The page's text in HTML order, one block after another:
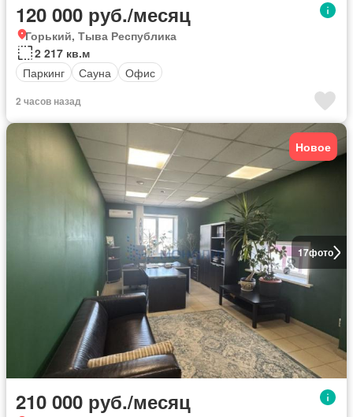
120 000 руб./месяц
Горький, Тыва Республика
2 217 кв.м
Паркинг
Сауна Офис
2 часов назад
17фото
Новое
210 000 руб./месяц